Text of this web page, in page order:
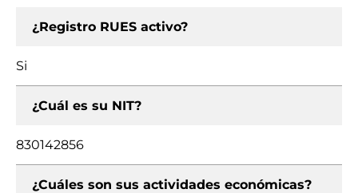
¿Registro RUES activo?
Si
¿Cuál es su NIT?
830142856
¿Cuáles son sus actividades económicas?